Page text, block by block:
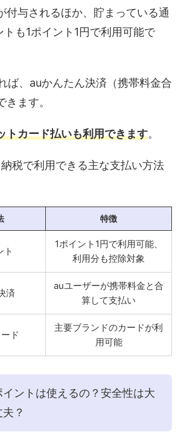
付与されるほか、貯まっている通
も1ポイント1円で利用可能で
ば、auかんたん決済（携帯料金合
ます。
トカード払いも利用できます。
税で利用できる主な支払い方法
特徴
ト
1ポイント1円で利用可能、
利用分も控除対象
済
auユーザーが携帯料金と合
算して支払い
ド
主要ブランドのカードが利
用可能
イントは使えるの？安全性は大
？